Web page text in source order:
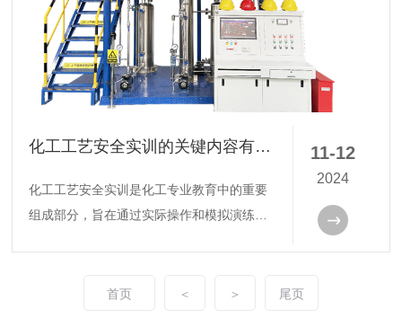
化工工艺安全实训的关键内容有哪些？
化工工艺安全实训是化工专业教育中的重要
组成部分，旨在通过实际操作和模拟演练，
突发事件的能力。以下是一些关于实训的关
11-12
2024
首页 ＜ ＞ 尾页